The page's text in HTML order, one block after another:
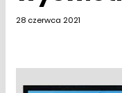
28 czerwca 2021